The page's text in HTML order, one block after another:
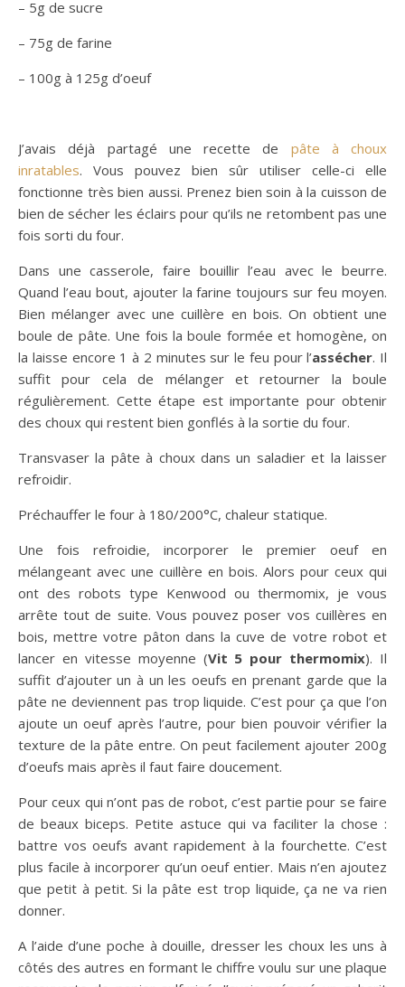
– 5g de sucre
– 75g de farine
– 100g à 125g d’oeuf
J’avais déjà partagé une recette de pâte à choux
inratables. Vous pouvez bien sûr utiliser celle-ci elle
fonctionne très bien aussi. Prenez bien soin à la cuisson de
bien de sécher les éclairs pour qu’ils ne retombent pas une
fois sorti du four.
Dans une casserole, faire bouillir l’eau avec le beurre.
Quand l’eau bout, ajouter la farine toujours sur feu moyen.
Bien mélanger avec une cuillère en bois. On obtient une
boule de pâte. Une fois la boule formée et homogène, on
la laisse encore 1 à 2 minutes sur le feu pour l’assécher. Il
suffit pour cela de mélanger et retourner la boule
régulièrement. Cette étape est importante pour obtenir
des choux qui restent bien gonflés à la sortie du four.
Transvaser la pâte à choux dans un saladier et la laisser
refroidir.
Préchauffer le four à 180/200°C, chaleur statique.
Une fois refroidie, incorporer le premier oeuf en
mélangeant avec une cuillère en bois. Alors pour ceux qui
ont des robots type Kenwood ou thermomix, je vous
arrête tout de suite. Vous pouvez poser vos cuillères en
bois, mettre votre pâton dans la cuve de votre robot et
lancer en vitesse moyenne (Vit 5 pour thermomix). Il
suffit d’ajouter un à un les oeufs en prenant garde que la
pâte ne deviennent pas trop liquide. C’est pour ça que l’on
ajoute un oeuf après l’autre, pour bien pouvoir vérifier la
texture de la pâte entre. On peut facilement ajouter 200g
d’oeufs mais après il faut faire doucement.
Pour ceux qui n’ont pas de robot, c’est partie pour se faire
de beaux biceps. Petite astuce qui va faciliter la chose :
battre vos oeufs avant rapidement à la fourchette. C’est
plus facile à incorporer qu’un oeuf entier. Mais n’en ajoutez
que petit à petit. Si la pâte est trop liquide, ça ne va rien
donner.
A l’aide d’une poche à douille, dresser les choux les uns à
côtés des autres en formant le chiffre voulu sur une plaque